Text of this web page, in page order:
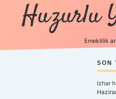
Huzurlu
Emeklilik
SON
Izhar